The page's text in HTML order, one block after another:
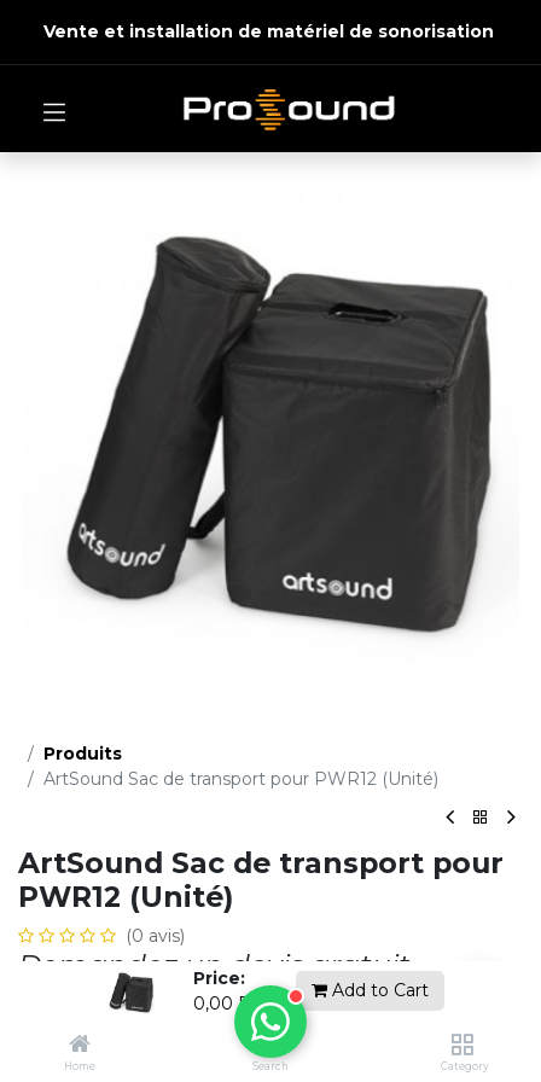
Price:
0,00 DH
Add to Cart
Home Search Category
Vente et installation de matériel de sonorisation
Produits
ArtSound Sac de transport pour PWR12 (Unité)
ArtSound Sac de transport pour
PWR12 (Unité)
(0 avis)
Demandez un devis gratuit
Ajouter à la li​ste de souhaits